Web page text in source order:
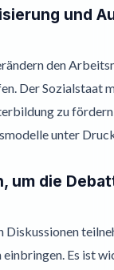
und
den
Der Sozialstaat
zu
unter
um die
Diskussionen
Es ist